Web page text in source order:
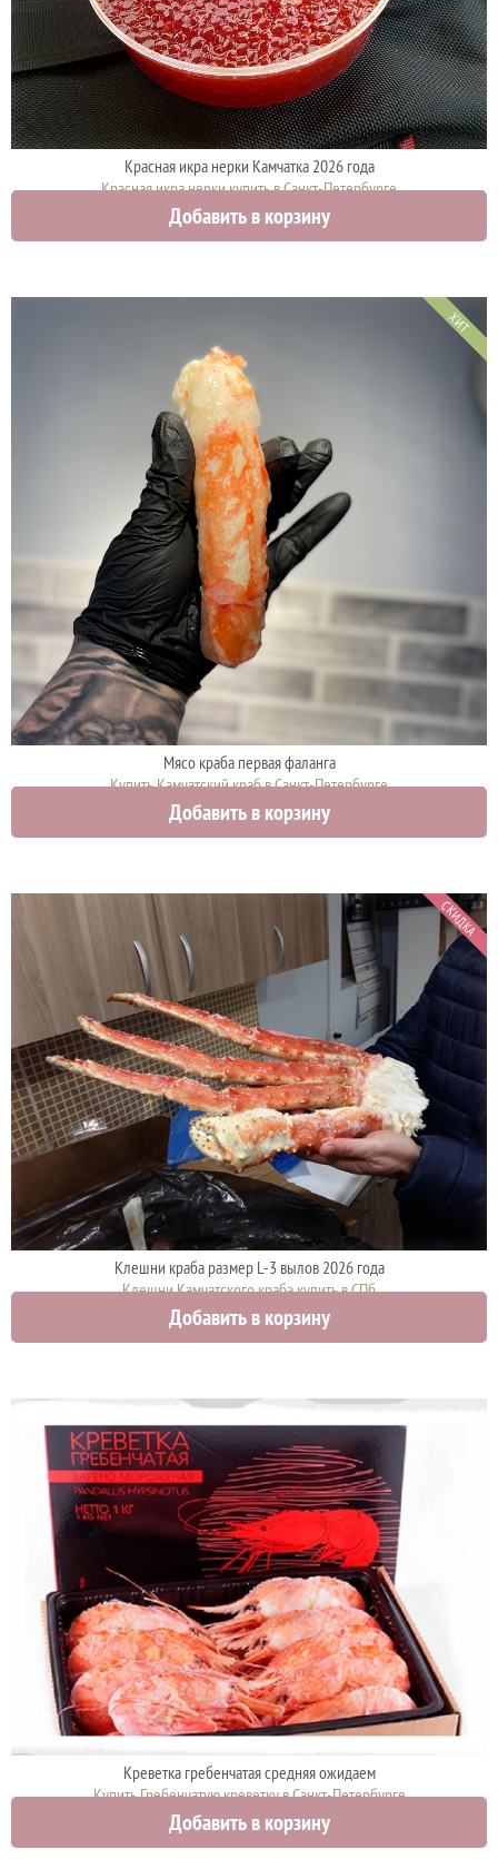
Красная икра нерки Камчатка 2026 года
Красная икра нерки купить в Санкт-Петербурге
3750 руб.
Добавить в корзину
ХИТ
Мясо краба первая фаланга
Купить Камчатский краб в Санкт-Петербурге
5300 руб.
Добавить в корзину
СКИДКА
Клешни краба размер L-3 вылов 2026 года
Клешни Камчатского краба купить в СПб
4900 руб. 4500 руб.
Добавить в корзину
Креветка гребенчатая средняя ожидаем
Купить Гребенчатую креветку в Санкт-Петербурге
0 руб.
Добавить в корзину